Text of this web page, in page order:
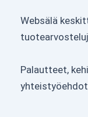
Websälä
Palautteet,